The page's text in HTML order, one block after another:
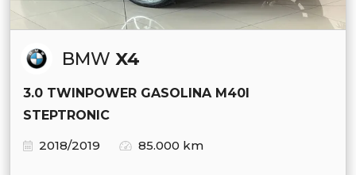
BMW X4
3.0 TWINPOWER GASOLINA M40I
STEPTRONIC
2018/2019
85.000 km